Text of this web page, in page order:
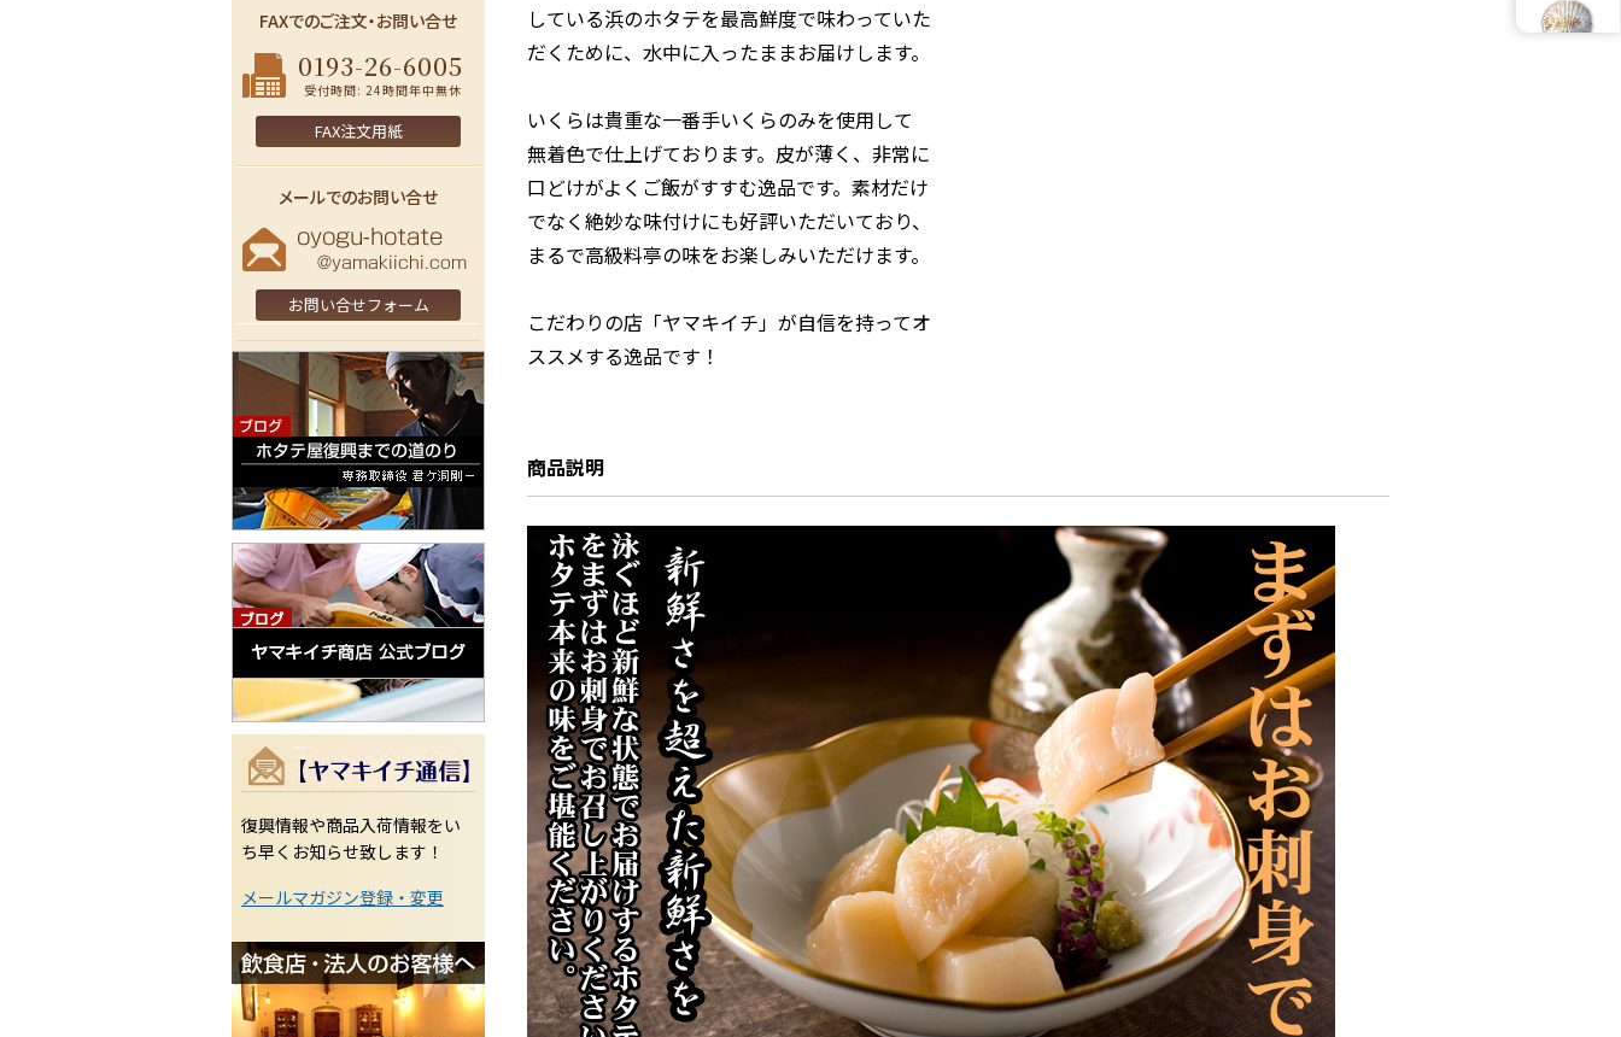
している浜のホタテを最高鮮度で味わっていた
だくために、水中に入ったままお届けします。
いくらは貴重な一番手いくらのみを使用して
無着色で仕上げております。皮が薄く、非常に
口どけがよくご飯がすすむ逸品です。素材だけ
でなく絶妙な味付けにも好評いただいており、
まるで高級料亭の味をお楽しみいただけます。
こだわりの店「ヤマキイチ」が自信を持ってオ
ススメする逸品です！
商品説明
FAXでのご注文・お問い合せ
0193-26-6005
受付時間: 24時間年中無休
FAX注文用紙
メールでのお問い合せ
お問い合せフォーム
復興情報や商品入荷情報をい
ち早くお知らせ致します！
メールマガジン登録・変更